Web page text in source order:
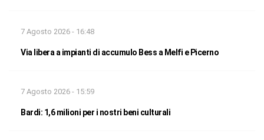
7 Agosto 2026 - 16:48
Via libera a impianti di accumulo Bess a Melfi e Picerno
7 Agosto 2026 - 15:59
Bardi: 1,6 milioni per i nostri beni culturali